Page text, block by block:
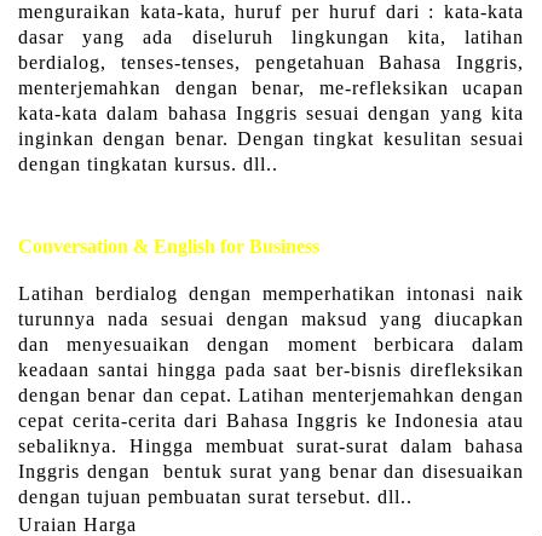
menguraikan kata-kata, huruf per huruf dari : kata-kata
dasar yang ada diseluruh lingkungan kita, latihan
berdialog, tenses-tenses, pengetahuan Bahasa Inggris,
menterjemahkan dengan benar, me-refleksikan ucapan
kata-kata dalam bahasa Inggris sesuai dengan yang kita
inginkan dengan benar. Dengan tingkat kesulitan sesuai
dengan tingkatan kursus. dll..
Conversation & English for Business
Latihan berdialog dengan memperhatikan intonasi naik
turunnya nada sesuai dengan maksud yang diucapkan
dan menyesuaikan dengan moment berbicara dalam
keadaan santai hingga pada saat ber-bisnis direfleksikan
dengan benar dan cepat. Latihan menterjemahkan dengan
cepat cerita-cerita dari Bahasa Inggris ke Indonesia atau
sebaliknya. Hingga membuat surat-surat dalam bahasa
Inggris dengan bentuk surat yang benar dan disesuaikan
dengan tujuan pembuatan surat tersebut. dll..
Uraian Harga